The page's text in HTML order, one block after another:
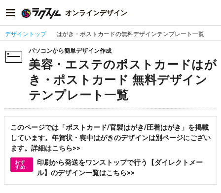
オンラインデザイン
デザイントップ はがき・ポストカードの無料デザインテンプレート一覧
パソコンから簡単デザイン作成
美容・エステのポストカードはが
き・ポストカード 無料デザイン
テンプレート一覧
このページでは「ポストカード/官製はがき/圧着はがき」を掲載
しています。年賀状・喪中はがきのデザインは別ページにござい
ます。詳細はこちら>>
おす
すめ
印刷から発送をワンストップで行う【ダイレクトメー
ル】のデザイン一覧はこちら>>